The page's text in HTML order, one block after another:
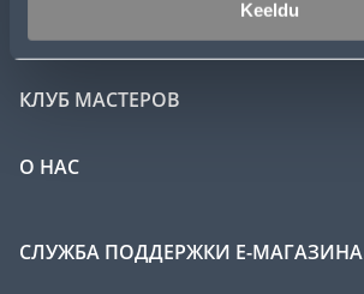
Keeldu
УСЛУГИ
КЛУБ МАСТЕРОВ
О НАС
СЛУЖБА ПОДДЕРЖКИ Е-МАГАЗИНА